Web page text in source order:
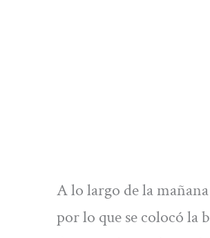
A lo largo de la
por lo que se colocó la